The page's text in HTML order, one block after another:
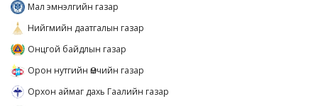
Мал эмнэлгийн газар
Нийгмийн даатгалын газар
Онцгой байдлын газар
Орон нутгийн Өмчийн газар
Орхон аймаг дахь Гаалийн газар